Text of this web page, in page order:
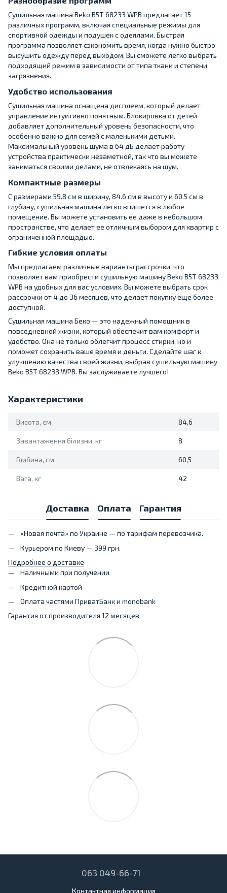
Сушильная машина Beko B5T 68233 WPB предлагает 15
различных программ, включая специальные режимы для
спортивной одежды и подушек с одеялами. Быстрая
программа позволяет сэкономить время, когда нужно быстро
высушить одежду перед выходом. Вы сможете легко выбрать
подходящий режим в зависимости от типа ткани и степени
загрязнения.
Удобство использования
Сушильная машина оснащена дисплеем, который делает
управление интуитивно понятным. Блокировка от детей
добавляет дополнительный уровень безопасности, что
особенно важно для семей с маленькими детьми.
Максимальный уровень шума в 64 дБ делает работу
устройства практически незаметной, так что вы можете
заниматься своими делами, не отвлекаясь на шум.
Компактные размеры
С размерами 59.8 см в ширину, 84.6 см в высоту и 60.5 см в
глубину, сушильная машина легко впишется в любое
помещение. Вы можете установить ее даже в небольшом
пространстве, что делает ее отличным выбором для квартир с
ограниченной площадью.
Гибкие условия оплаты
Мы предлагаем различные варианты рассрочки, что
позволяет вам приобрести сушильную машину Beko B5T 68233
WPB на удобных для вас условиях. Вы можете выбрать срок
рассрочки от 4 до 36 месяцев, что делает покупку еще более
доступной.
Сушильная машина Беко — это надежный помощник в
повседневной жизни, который обеспечит вам комфорт и
удобство. Она не только облегчит процесс стирки, но и
поможет сохранить ваше время и деньги. Сделайте шаг к
улучшению качества своей жизни, выбрав сушильную машину
Beko B5T 68233 WPB. Вы заслуживаете лучшего!
Характеристики
Висота, см 84,6
Завантаження білизни, кг 8
Глибина, см 60,5
Вага, кг 42
Доставка Оплата Гарантия
«Новая почта» по Украине — по тарифам перевозчика.
Курьером по Киеву — 399 грн.
Подробнее о доставке
Наличными при получении
Кредитной картой
Оплата частями ПриватБанк и monobank
Гарантия от производителя 12 месяцев
063 049-66-71
Контактная информация